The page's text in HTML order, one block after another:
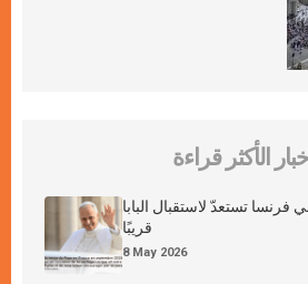
الأكثر قراءة
فرنسا تستعدّ لاستقبال البابا
قريبًا
8 May 2026